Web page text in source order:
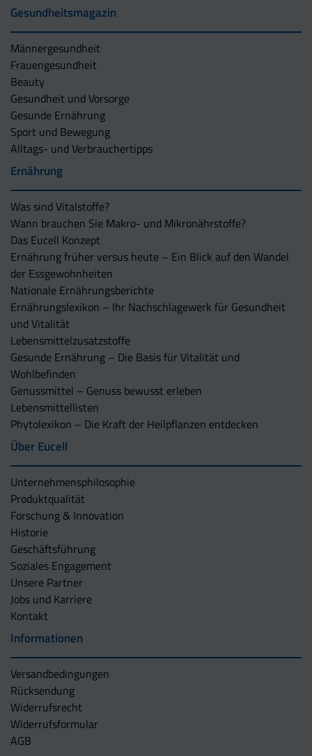
Gesundheitsmagazin
Männergesundheit
Frauengesundheit
Beauty
Gesundheit und Vorsorge
Gesunde Ernährung
Sport und Bewegung
Alltags- und Verbrauchertipps
Ernährung
Was sind Vitalstoffe?
Wann brauchen Sie Makro- und Mikronährstoffe?
Das Eucell Konzept
Ernährung früher versus heute – Ein Blick auf den Wandel
der Essgewohnheiten
Nationale Ernährungsberichte
Ernährungslexikon – Ihr Nachschlagewerk für Gesundheit
und Vitalität
Lebensmittelzusatzstoffe
Gesunde Ernährung – Die Basis für Vitalität und
Wohlbefinden
Genussmittel – Genuss bewusst erleben
Lebensmittellisten
Phytolexikon – Die Kraft der Heilpflanzen entdecken
Über Eucell
Unternehmens­philosophie
Produktqualität
Forschung & Innovation
Historie
Geschäftsführung
Soziales Engagement
Unsere Partner
Jobs und Karriere
Kontakt
Informationen
Versandbedingungen
Rücksendung
Widerrufsrecht
Widerrufsformular
AGB